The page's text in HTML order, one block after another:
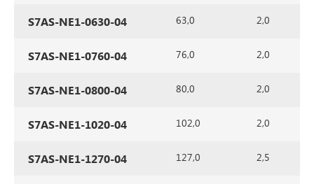
S7AS-NE1-0630-04 63,0 2,0
S7AS-NE1-0760-04 76,0 2,0
S7AS-NE1-0800-04 80,0 2,0
S7AS-NE1-1020-04 102,0 2,0
S7AS-NE1-1270-04 127,0 2,5